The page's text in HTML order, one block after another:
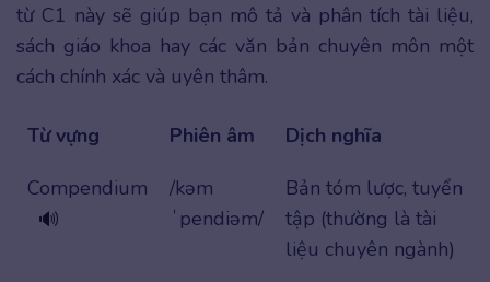
từ C1 này sẽ giúp bạn mô tả và phân tích tài liệu,
sách giáo khoa hay các văn bản chuyên môn một
cách chính xác và uyên thâm.
Từ vựng Phiên âm
Dịch nghĩa
Compendium
🔊
/kəm
ˈpendiəm/
Bản tóm lược, tuyển
tập (thường là tài
liệu chuyên ngành)